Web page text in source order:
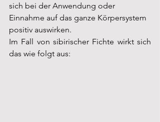
sich bei der Anwendung oder
Einnahme auf das ganze Körpersystem
positiv auswirken.
Im Fall von sibirischer Fichte wirkt sich
das wie folgt aus: